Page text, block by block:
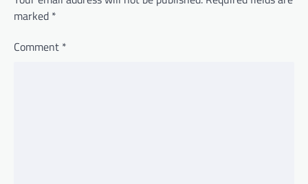
marked *
Comment *